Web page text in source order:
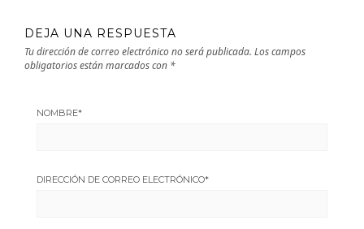
DEJA UNA RESPUESTA
Tu dirección de correo electrónico no será publicada. Los campos
obligatorios están marcados con *
NOMBRE*
DIRECCIÓN DE CORREO ELECTRÓNICO*